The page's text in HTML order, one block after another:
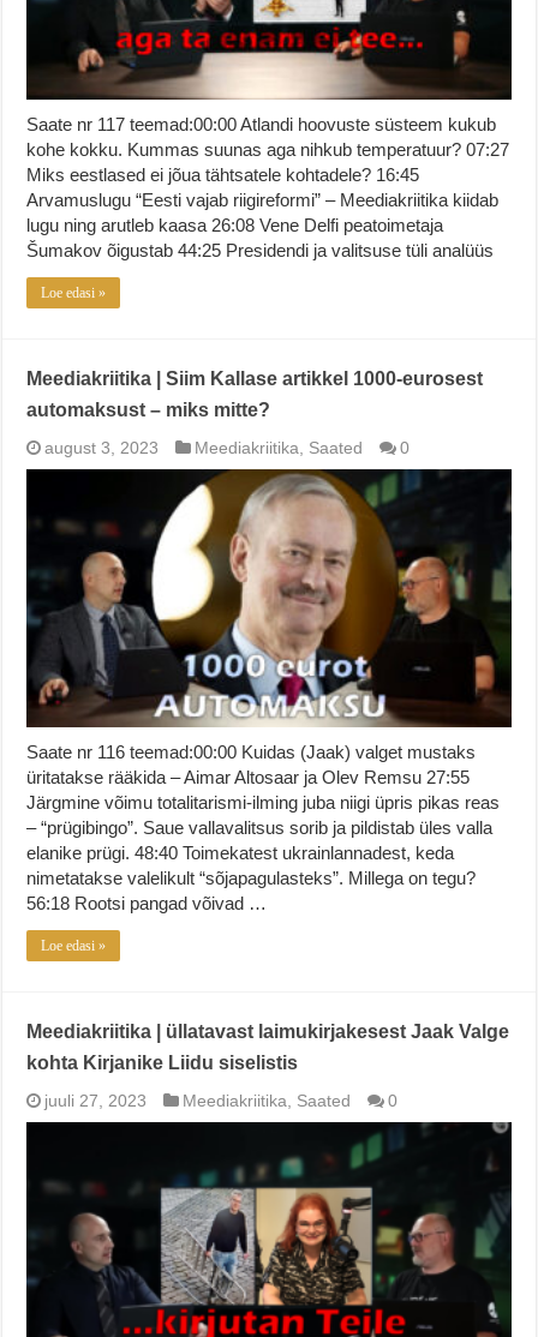
Saate nr 117 teemad:00:00 Atlandi hoovuste süsteem kukub
kohe kokku. Kummas suunas aga nihkub temperatuur? 07:27
Miks eestlased ei jõua tähtsatele kohtadele? 16:45
Arvamuslugu “Eesti vajab riigireformi” – Meediakriitika kiidab
lugu ning arutleb kaasa 26:08 Vene Delfi peatoimetaja
Šumakov õigustab 44:25 Presidendi ja valitsuse tüli analüüs
Loe edasi »
Meediakriitika | Siim Kallase artikkel 1000-eurosest
automaksust – miks mitte?
august 3, 2023 Meediakriitika, Saated 0
Saate nr 116 teemad:00:00 Kuidas (Jaak) valget mustaks
üritatakse rääkida – Aimar Altosaar ja Olev Remsu 27:55
Järgmine võimu totalitarismi-ilming juba niigi üpris pikas reas
– “prügibingo”. Saue vallavalitsus sorib ja pildistab üles valla
elanike prügi. 48:40 Toimekatest ukrainlannadest, keda
nimetatakse valelikult “sõjapagulasteks”. Millega on tegu?
56:18 Rootsi pangad võivad …
Loe edasi »
Meediakriitika | üllatavast laimukirjakesest Jaak Valge
kohta Kirjanike Liidu siselistis
juuli 27, 2023 Meediakriitika Saated 0